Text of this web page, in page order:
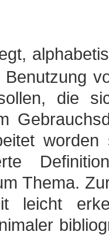
die
Thema.
leicht